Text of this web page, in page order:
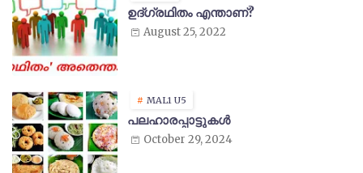
ഉദ്ഗ്രഥിതം എന്താണ്?
August 25, 2022
MAL1 U5
പലഹാരപ്പാട്ടുകൾ
October 29, 2024